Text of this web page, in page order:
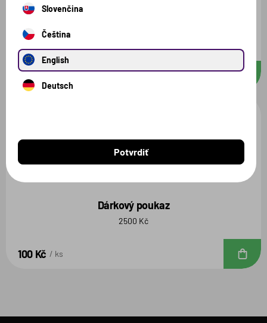
50 Kč
Dárkový poukaz
2500 Kč
100 Kč ks
Slovenčina
Čeština
English
Deutsch
Potvrdiť